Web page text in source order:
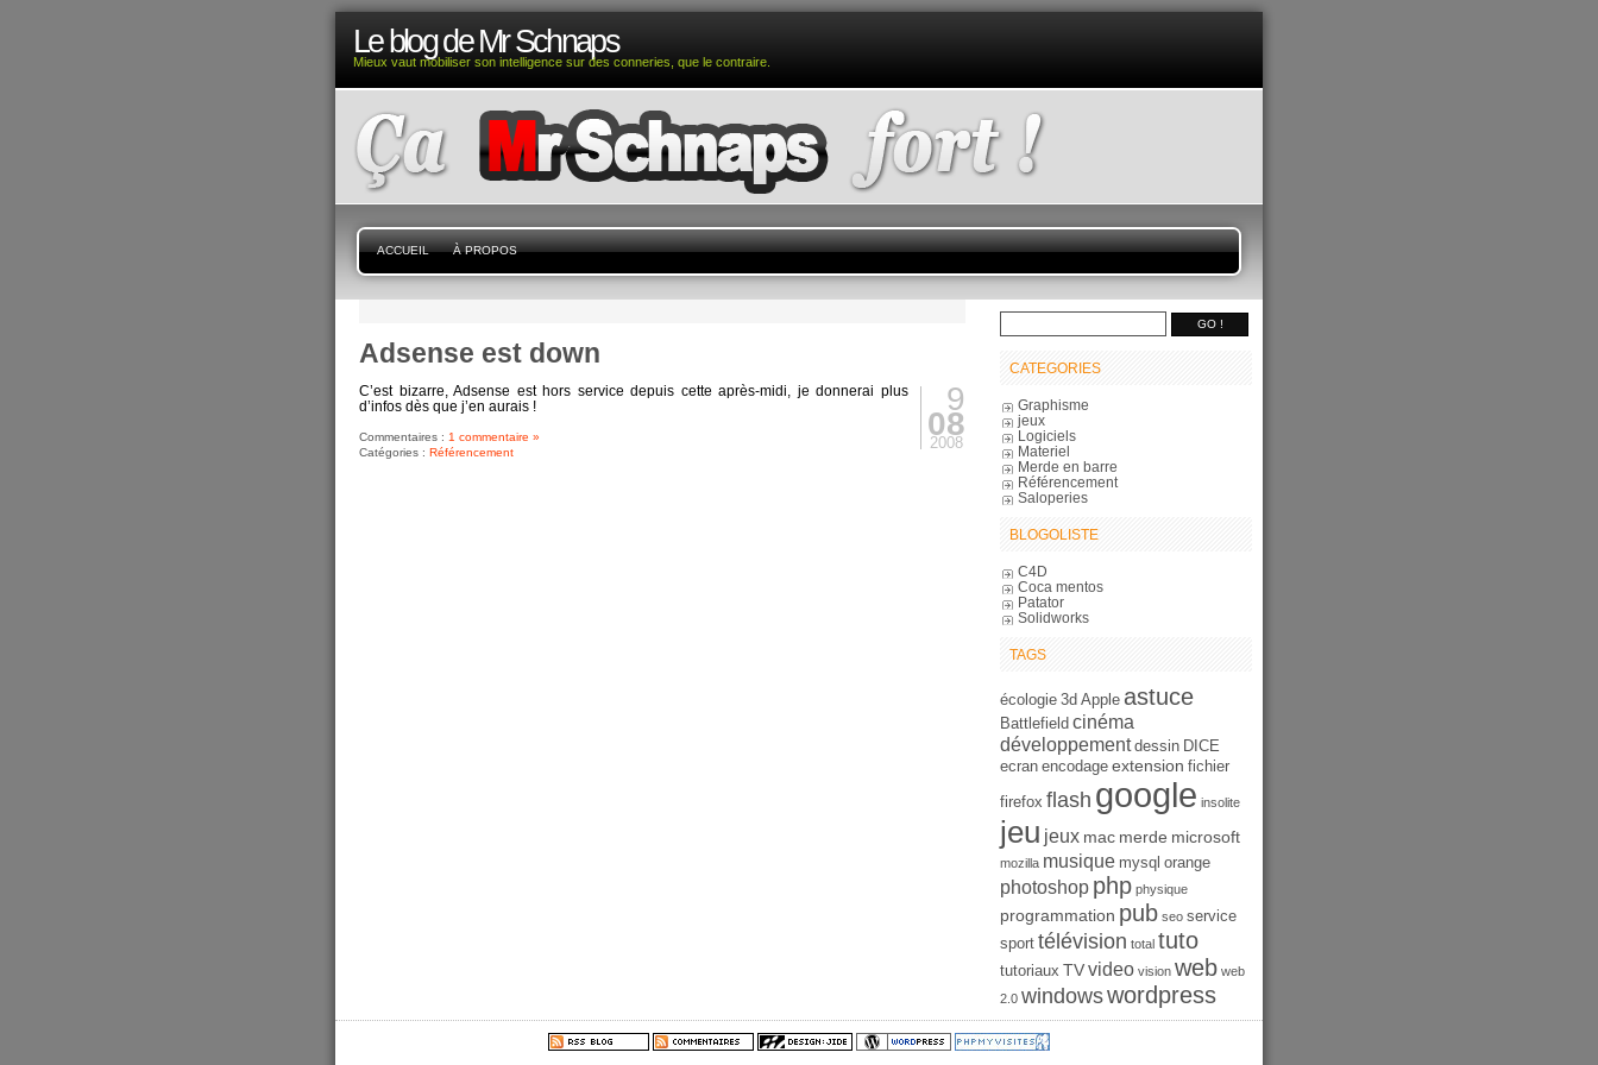
Le blog de Mr Schnaps
Mieux vaut mobiliser son intelligence sur des conneries, que le contraire.
ACCUEIL À PROPOS
Adsense est down
9
08
2008
C’est bizarre, Adsense est hors service depuis cette après-midi, je donnerai plus
d’infos dès que j’en aurais !
Commentaires : 1 commentaire »
Catégories : Référencement
CATEGORIES
Graphisme
jeux
Logiciels
Materiel
Merde en barre
Référencement
Saloperies
BLOGOLISTE
C4D
Coca mentos
Patator
Solidworks
TAGS
écologie 3d Apple astuce
Battlefield cinéma
développement dessin DICE
ecran encodage extension fichier
firefox flash google insolite
jeu jeux mac merde microsoft
mozilla musique mysql orange
photoshop php physique
programmation pub seo service
sport télévision total tuto
tutoriaux TVvideo vision web web
2.0 windowswordpress